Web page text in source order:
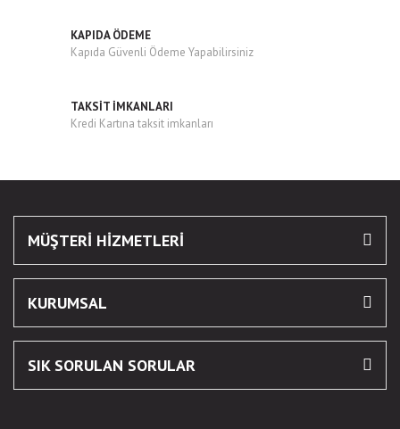
Gönder
KAPIDA ÖDEME
Kapıda Güvenli Ödeme Yapabilirsiniz
TAKSİT İMKANLARI
Kredi Kartına taksit imkanları
MÜŞTERİ HİZMETLERİ
KURUMSAL
SIK SORULAN SORULAR